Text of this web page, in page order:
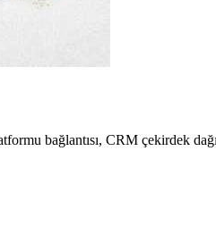
bağlantısı, CRM çekirdek